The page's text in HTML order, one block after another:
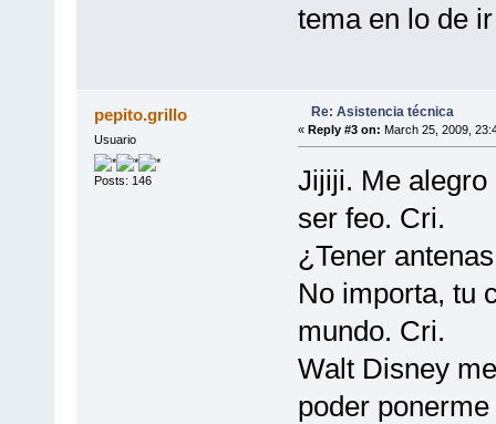
tema en lo de
pepito.grillo
Usuario
Posts: 146
Re: Asistencia técnica
« Reply #3 on: March 25, 2009,
Jijiji. Me alegro
ser feo. Cri.
¿Tener
No importa, tu
mundo. Cri.
Walt Disney
poder